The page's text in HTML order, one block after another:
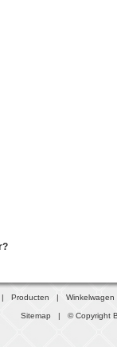
|Producten |Winkelwagen
Sitemap | © Copyright